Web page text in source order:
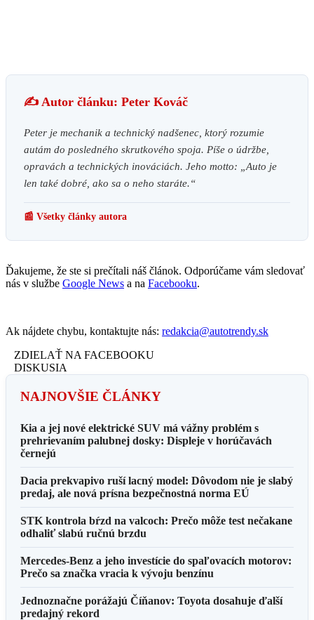
✍️ Autor článku: Peter Kováč
Peter je mechanik a technický nadšenec, ktorý rozumie
autám do posledného skrutkového spoja. Píše o údržbe,
opravách a technických inováciách. Jeho motto: „Auto je
len také dobré, ako sa o neho staráte.“
📰 Všetky články autora
Ďakujeme, že ste si prečítali náš článok. Odporúčame vám sledovať
nás v službe Google News a na Facebooku.
Ak nájdete chybu, kontaktujte nás: redakcia@autotrendy.sk
ZDIELAŤ NA FACEBOOKU
DISKUSIA
NAJNOVŠIE ČLÁNKY
Kia a jej nové elektrické SUV má vážny problém s
prehrievaním palubnej dosky: Displeje v horúčavách
černejú
Dacia prekvapivo ruší lacný model: Dôvodom nie je slabý
predaj, ale nová prísna bezpečnostná norma EÚ
STK kontrola bŕzd na valcoch: Prečo môže test nečakane
odhaliť slabú ručnú brzdu
Mercedes-Benz a jeho investície do spaľovacích motorov:
Prečo sa značka vracia k vývoju benzínu
Jednoznačne porážajú Číňanov: Toyota dosahuje ďalší
predajný rekord